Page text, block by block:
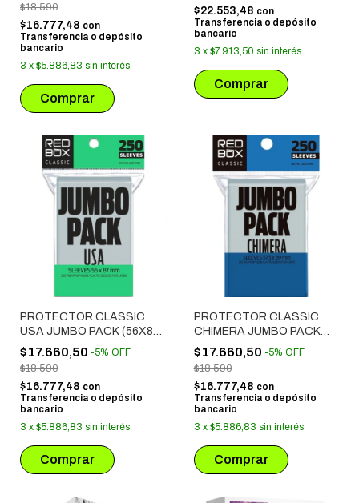
$18.590
$16.777,48 con
Transferencia o depósito
bancario
3 x $5.886,83 sin interés
$22.553,48 con
Transferencia o depósito
bancario
3 x $7.913,50 sin interés
PROTECTOR CLASSIC
USA JUMBO PACK (56X87
MM) 250 UNIDADES
$17.660,50 -5% OFF
$18.590
$16.777,48 con
Transferencia o depósito
bancario
3 x $5.886,83 sin interés
PROTECTOR CLASSIC
CHIMERA JUMBO PACK
(57.5X89 MM) 250
UNIDADES
$17.660,50 -5% OFF
$18.590
$16.777,48 con
Transferencia o depósito
bancario
3 x $5.886,83 sin interés